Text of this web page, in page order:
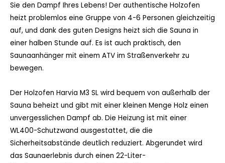
Sie den Dampf Ihres Lebens! Der authentische Holzofen
heizt problemlos eine Gruppe von 4-6 Personen gleichzeitig
auf, und dank des guten Designs heizt sich die Sauna in
einer halben Stunde auf. Es ist auch praktisch, den
Saunaanhänger mit einem ATV im Straßenverkehr zu
bewegen.
Der Holzofen Harvia M3 SL wird bequem von außerhalb der
Sauna beheizt und gibt mit einer kleinen Menge Holz einen
unvergesslichen Dampf ab. Die Heizung ist mit einer
WL400-Schutzwand ausgestattet, die die
Sicherheitsabstände deutlich reduziert. Abgerundet wird
das Saunaerlebnis durch einen 22-Liter-